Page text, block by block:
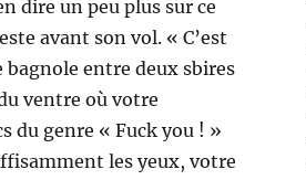
dire un peu plus sur ce
avant son vol. « C’est
bagnole entre deux sbires
ventre où votre
du genre « Fuck you ! »
les yeux, votre